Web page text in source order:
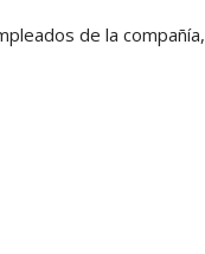
de la compañía,